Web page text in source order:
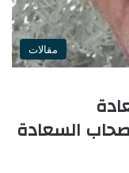
مقالات
السعادة